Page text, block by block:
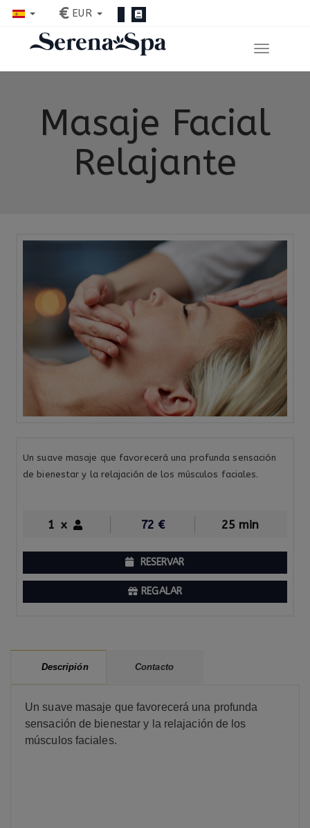
€ EUR
Masaje Facial
Relajante
Un suave masaje que favorecerá una profunda sensación
de bienestar y la relajación de los músculos faciales.
1 x 72 € 25 min
RESERVAR
REGALAR
Un suave masaje que favorecerá una profunda
sensación de bienestar y la relajación de los
músculos faciales.
Descripión Contacto